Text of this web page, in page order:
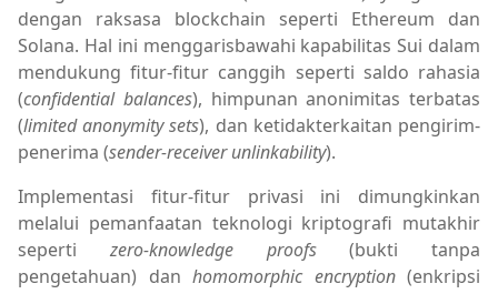
dengan raksasa blockchain seperti Ethereum dan
Solana. Hal ini menggarisbawahi kapabilitas Sui dalam
mendukung fitur-fitur canggih seperti saldo rahasia
(confidential balances), himpunan anonimitas terbatas
(limited anonymity sets), dan ketidakterkaitan pengirim-
penerima (sender-receiver unlinkability).
Implementasi fitur-fitur privasi ini dimungkinkan
melalui pemanfaatan teknologi kriptografi mutakhir
seperti zero-knowledge proofs(bukti tanpa
pengetahuan) dan homomorphic encryption(enkripsi